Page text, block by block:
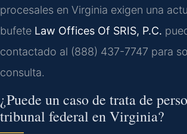
procesales en Virginia exigen una
bufete Law Offices Of SRIS, P.C.
contactado al (888) 437-7747 para
consulta.
¿Puede un caso de trata de
tribunal federal en Virginia?